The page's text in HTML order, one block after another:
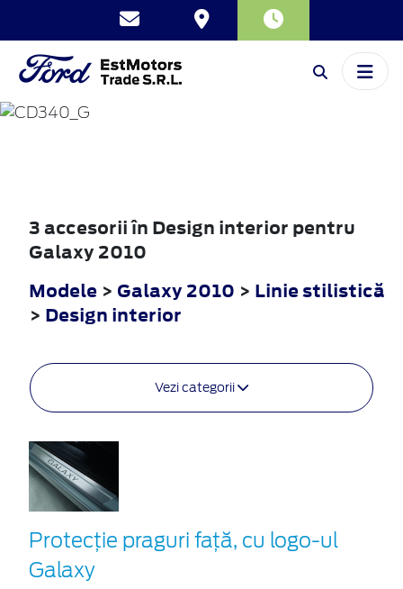
GALAXY
3 accesorii în Design interior pentru
Galaxy 2010
Modele > Galaxy 2010 > Linie stilistică
> Design interior
Vezi categorii
Protecţie praguri faţă, cu logo-ul
Galaxy